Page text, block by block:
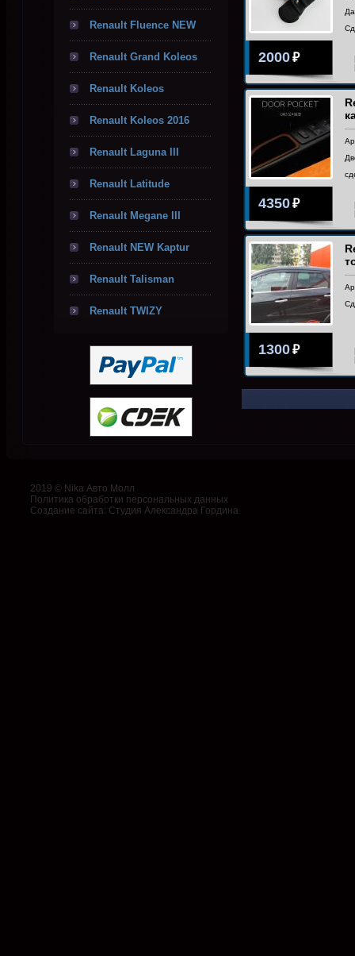
Renault Fluence NEW
Renault Grand Koleos
Renault Koleos
Renault Koleos 2016
Renault Laguna III
Renault Latitude
Renault Megane III
Renault NEW Kaptur
Renault Talisman
Renault TWIZY
2000₽
4350₽
1300₽
2019 © Nika Авто Молл
Политика обработки персональных данных
Создание сайта: Студия Александра Гордина